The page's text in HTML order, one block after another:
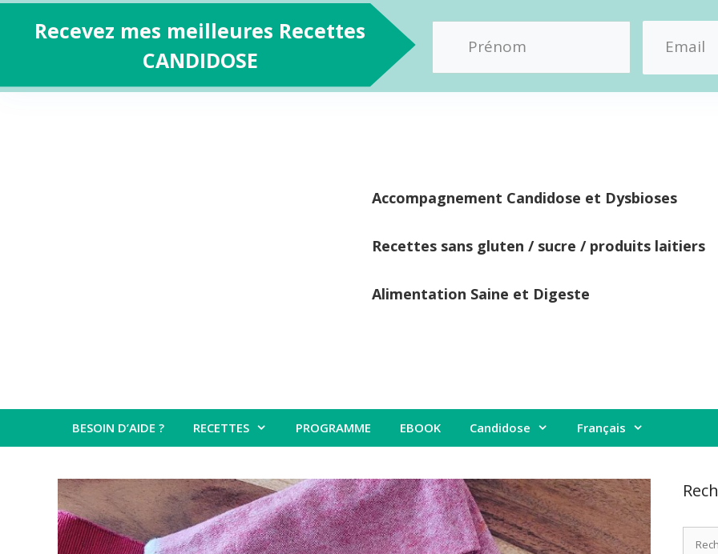
Accompagnement Candidose et Dysbioses
Recettes sans gluten / sucre / produits laitiers
Alimentation Saine et Digeste
BESOIN D’AIDE ? RECETTES PROGRAMME EBOOK Candidose Français
Recevez mes meilleures Recettes
CANDIDOSE